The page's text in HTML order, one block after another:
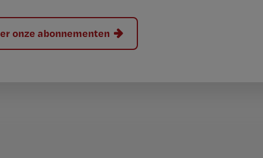
onze abonnementen